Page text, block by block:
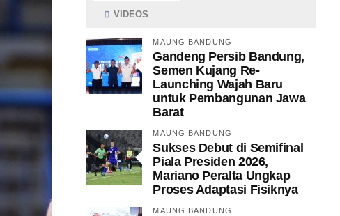
VIDEOS
MAUNG BANDUNG
Gandeng Persib Bandung,
Semen Kujang Re-
Launching Wajah Baru
untuk Pembangunan Jawa
Barat
MAUNG BANDUNG
Sukses Debut di Semifinal
Piala Presiden 2026,
Mariano Peralta Ungkap
Proses Adaptasi Fisiknya
MAUNG BANDUNG